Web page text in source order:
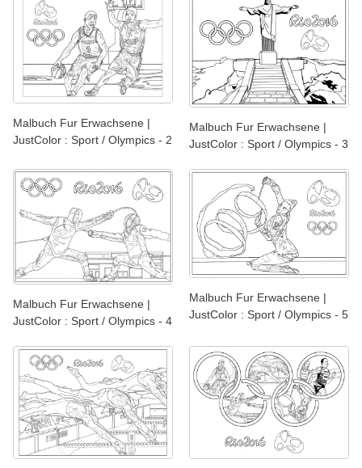
Malbuch Fur Erwachsene |
JustColor : Sport / Olympics - 2
Malbuch Fur Erwachsene |
JustColor : Sport / Olympics - 3
Malbuch Fur Erwachsene |
JustColor : Sport / Olympics - 4
Malbuch Fur Erwachsene |
JustColor : Sport / Olympics - 5